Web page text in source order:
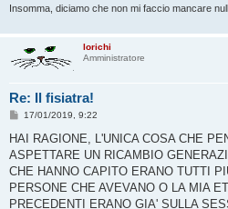
Insomma, diciamo che non mi faccio mancare
lorichi
Amministratore
Re: Il fisiatra!
M
s
a
g
i
o
17/01/2019, 9:22
HAI RAGIONE, L'UNICA COSA CHE
ASPETTARE UN RICAMBIO
CHE HANNO CAPITO ERANO TUTTI
PERSONE CHE AVEVANO O LA MIA
PRECEDENTI ERANO GIA' SULLA